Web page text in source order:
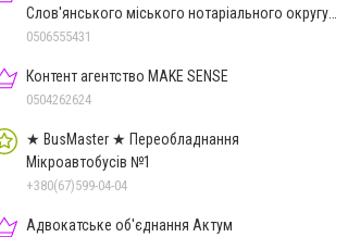
Слов'янського міського нотаріального округу
Дон.обл.
0506555431
Контент агентство MAKE SENSE
0504262624
★ BusMaster ★ Переобладнання
Мікроавтобусів №1
+380(67)599-04-04
Адвокатське об'єднання Актум